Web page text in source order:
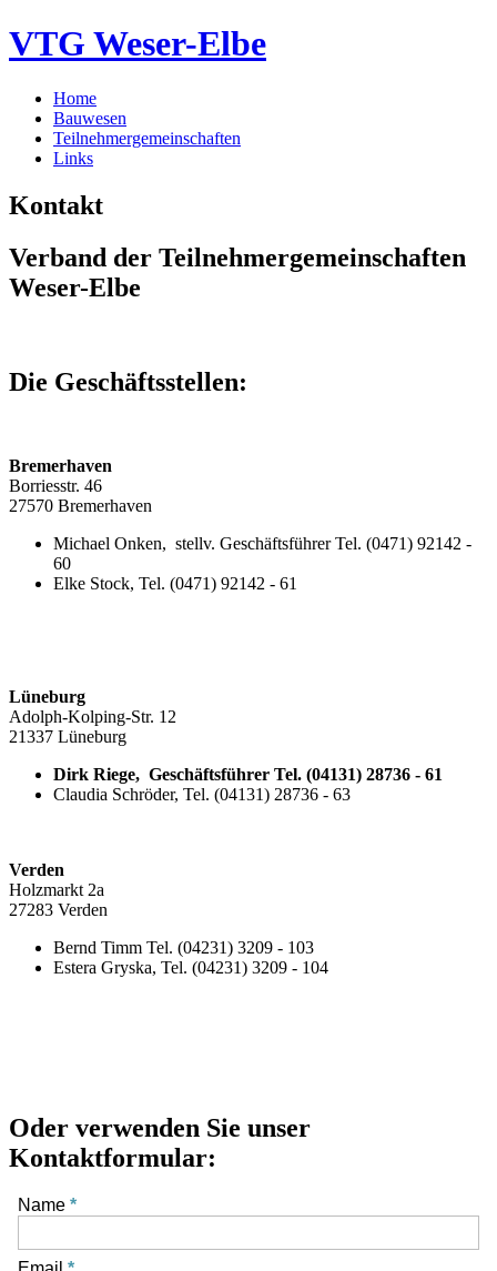
VTG Weser-Elbe
Home
Bauwesen
Teilnehmergemeinschaften
Links
Kontakt
Verband der Teilnehmergemeinschaften
Weser-Elbe
Die Geschäftsstellen:
Bremerhaven
Borriesstr. 46
27570 Bremerhaven
Michael Onken, stellv. Geschäftsführer Tel. (0471) 92142 -
60
Elke Stock, Tel. (0471) 92142 - 61
Lüneburg
Adolph-Kolping-Str. 12
21337 Lüneburg
Dirk Riege, Geschäftsführer Tel. (04131) 28736 - 61
Claudia Schröder, Tel. (04131) 28736 - 63
Verden
Holzmarkt 2a
27283 Verden
Bernd Timm Tel. (04231) 3209 - 103
Estera Gryska, Tel. (04231) 3209 - 104
Oder verwenden Sie unser
Kontaktformular:
Name